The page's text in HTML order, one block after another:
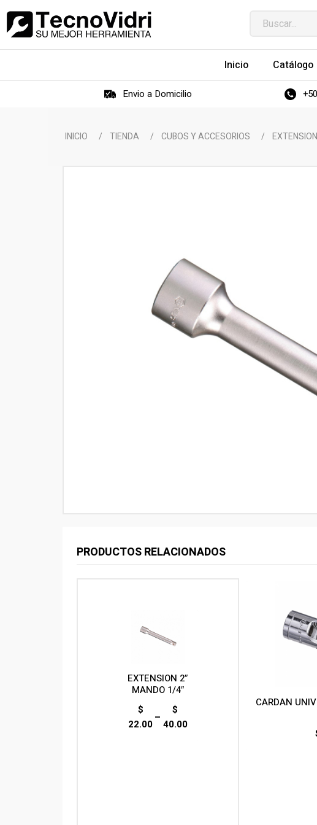
Inicio Catálogo
Envio a Domicilio
INICIO / TIENDA / CUBOS Y ACCESORIOS /
PRODUCTOS RELACIONADOS
EXTENSION 2″
MANDO 1/4″
$
22.00
–
$
40.00
CARDAN